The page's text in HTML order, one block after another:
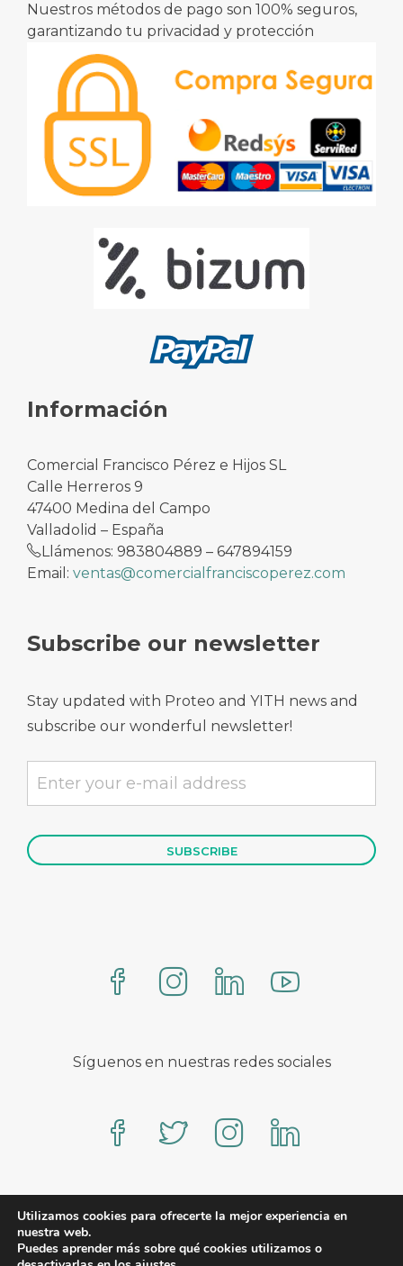
Nuestros métodos de pago son 100% seguros,
garantizando tu privacidad y protección
Información
Comercial Francisco Pérez e Hijos SL
Calle Herreros 9
47400 Medina del Campo
Valladolid – España
Llámenos: 983804889 – 647894159
Email: ventas@comercialfranciscoperez.com
Subscribe our newsletter
Stay updated with Proteo and YITH news and
subscribe our wonderful newsletter!
Síguenos en nuestras redes sociales
Proteo – A WooCommerce theme by YITH
Utilizamos cookies para ofrecerte la mejor experiencia en
nuestra web.
Puedes aprender más sobre qué cookies utilizamos o